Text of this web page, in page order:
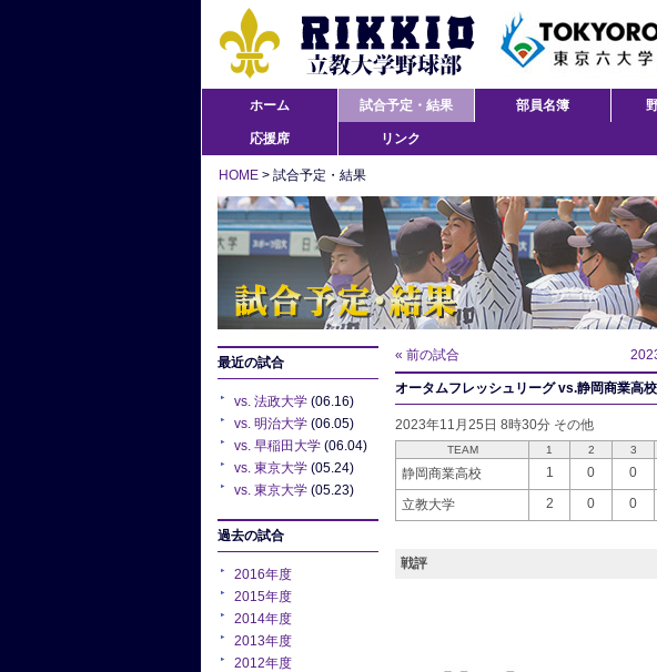
ホーム 試合予定・結果 部員名簿
応援席 リンク
HOME > 試合予定・結果
最近の試合
vs. 法政大学 (06.16)
vs. 明治大学 (06.05)
vs. 早稲田大学 (06.04)
vs. 東京大学 (05.24)
vs. 東京大学 (05.23)
過去の試合
2016年度
2015年度
2014年度
2013年度
2012年度
« 前の試合
オータムフレッシュリーグ vs.静岡商業高校
2023年11月25日 8時30分 その他
TEAM 1 2 3
静岡商業高校 1 0 0
立教大学 2 0 0
戦評